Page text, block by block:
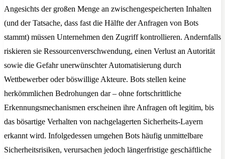
Angesichts der großen Menge an zwischengespeicherten Inhalten
(und der Tatsache, dass fast die Hälfte der Anfragen von Bots
stammt) müssen Unternehmen den Zugriff kontrollieren. Andernfalls
riskieren sie Ressourcenverschwendung, einen Verlust an Autorität
sowie die Gefahr unerwünschter Automatisierung durch
Wettbewerber oder böswillige Akteure. Bots stellen keine
herkömmlichen Bedrohungen dar – ohne fortschrittliche
Erkennungsmechanismen erscheinen ihre Anfragen oft legitim, bis
das bösartige Verhalten von nachgelagerten Sicherheits-Layern
erkannt wird. Infolgedessen umgehen Bots häufig unmittelbare
Sicherheitsrisiken, verursachen jedoch längerfristige geschäftliche